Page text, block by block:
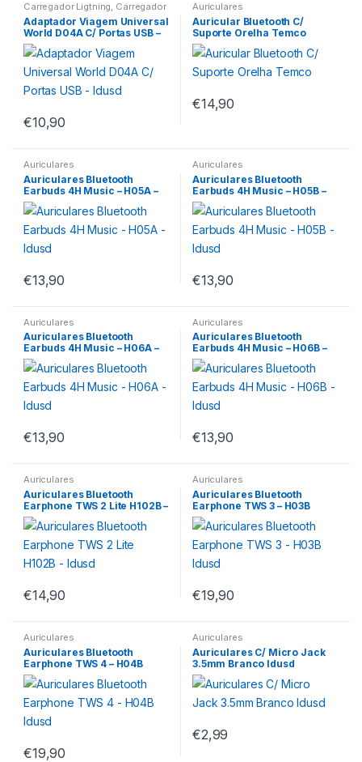
Carregador Ligtning, Carregador
Micro USB Carregador Type-C
UPS/Tomadas
Adaptador Viagem Universal
World D04A C/ Portas USB –
Idusd
€10,90
Auriculares
Auricular Bluetooth C/
Suporte Orelha Temco
€14,90
Auriculares
Auriculares Bluetooth
Earbuds 4H Music – H05A –
Idusd
€13,90
Auriculares
Auriculares Bluetooth
Earbuds 4H Music – H05B –
Idusd
€13,90
Auriculares
Auriculares Bluetooth
Earbuds 4H Music – H06A –
Idusd
€13,90
Auriculares
Auriculares Bluetooth
Earbuds 4H Music – H06B –
Idusd
€13,90
Auriculares
Auriculares Bluetooth
Earphone TWS 2 Lite H102B –
Idusd
€14,90
Auriculares
Auriculares Bluetooth
Earphone TWS 3 – H03B
Idusd
€19,90
Auriculares
Auriculares Bluetooth
Earphone TWS 4 – H04B
Idusd
€19,90
Auriculares
Auriculares C/ Micro Jack
3.5mm Branco Idusd
€2,99